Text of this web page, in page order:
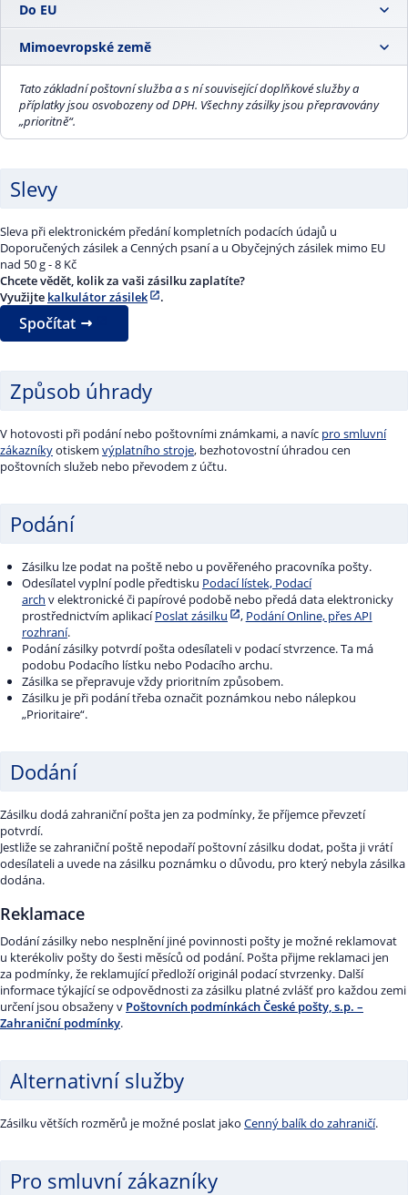
Do EU
50 g 156,00 Kč
100 g 189,00 Kč
250 g
500 g 276,00 Kč
1000 g
2000 g 554,00 Kč
Mimoevropské země
50 g 163,00 Kč
100 g
500 g
1000 g 482,00 Kč
2000 g
Tato základní poštovní služba a s ní související doplňkové služby a
příplatky jsou osvobozeny od DPH. Všechny zásilky jsou přepravovány
„prioritně“.
Slevy
Sleva při elektronickém předání kompletních podacích údajů u
Doporučených zásilek a Cenných psaní a u Obyčejných zásilek mimo EU
nad 50 g - 8 Kč
Chcete vědět, kolik za vaši zásilku zaplatíte?
Využijte kalkulátor zásilek .
Spočítat
Způsob úhrady
V hotovosti při podání nebo poštovními známkami, a navíc pro smluvní
zákazníkyotiskem výplatního stroje, bezhotovostní úhradou cen
poštovních služeb nebo převodem z účtu.
Podání
Zásilku lze podat na poště nebo u pověřeného pracovníka pošty.
Odesílatel vyplní podle předtisku Podací lístek, Podací
arch v elektronické či papírové podobě nebo předá data elektronicky
prostřednictvím aplikacíPoslat zásilku , Podání Online, přes API
rozhraní.
Podání zásilky potvrdí pošta odesílateli v podací stvrzence. Ta má
podobu Podacího lístku nebo Podacího archu.
Zásilka se přepravuje vždy prioritním způsobem.
Zásilku je při podání třeba označit poznámkou nebo nálepkou
„Prioritaire“.
Dodání
Zásilku dodá zahraniční pošta jen za podmínky, že příjemce převzetí
potvrdí.
Jestliže se zahraniční poště nepodaří poštovní zásilku dodat, pošta ji vrátí
odesílateli a uvede na zásilku poznámku o důvodu, pro který nebyla zásilka
dodána.
Reklamace
Dodání zásilky nebo nesplnění jiné povinnosti pošty je možné reklamovat
u kterékoliv pošty do šesti měsíců od podání. Pošta přijme reklamaci jen
za podmínky, že reklamující předloží originál podací stvrzenky. Další
informace týkající se odpovědnosti za zásilku platné zvlášť pro každou zemi
určení jsou obsaženy v Poštovních podmínkách České pošty, s.p. –
Zahraniční podmínky.
Alternativní služby
Zásilku větších rozměrů je možné poslat jako Cenný balík do zahraničí.
Pro smluvní zákazníky